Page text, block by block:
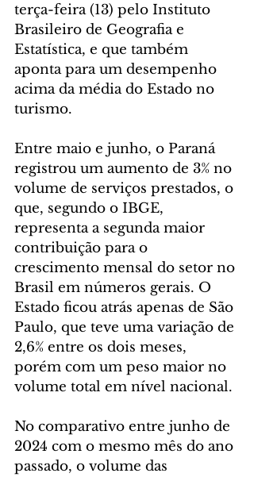
terça-feira (13) pelo Instituto
Brasileiro de Geografia e
Estatística, e que também
aponta para um desempenho
acima da média do Estado no
turismo.
Entre maio e junho, o Paraná
registrou um aumento de 3% no
volume de serviços prestados, o
que, segundo o IBGE,
representa a segunda maior
contribuição para o
crescimento mensal do setor no
Brasil em números gerais. O
Estado ficou atrás apenas de São
Paulo, que teve uma variação de
2,6% entre os dois meses,
porém com um peso maior no
volume total em nível nacional.
No comparativo entre junho de
2024 com o mesmo mês do ano
passado, o volume das